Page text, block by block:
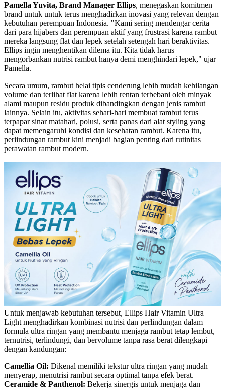
Pamella Yuvita, Brand Manager Ellips, menegaskan komitmen
brand untuk untuk terus menghadirkan inovasi yang relevan dengan
kebutuhan perempuan Indonesia. "Kami sering mendengar cerita
dari para hijabers dan perempuan aktif yang frustrasi karena rambut
mereka langsung flat dan lepek setelah setengah hari beraktivitas.
Ellips ingin menghentikan dilema itu. Kita tidak harus
mengorbankan nutrisi rambut hanya demi menghindari lepek," ujar
Pamella.
Secara umum, rambut helai tipis cenderung lebih mudah kehilangan
volume dan terlihat flat karena lebih rentan terbebani oleh minyak
alami maupun residu produk dibandingkan dengan jenis rambut
lainnya. Selain itu, aktivitas sehari-hari membuat rambut terus
terpapar sinar matahari, polusi, serta panas dari alat styling yang
dapat memengaruhi kondisi dan kesehatan rambut. Karena itu,
perlindungan rambut kini menjadi bagian penting dari rutinitas
perawatan rambut modern.
Untuk menjawab kebutuhan tersebut, Ellips Hair Vitamin Ultra
Light menghadirkan kombinasi nutrisi dan perlindungan dalam
formula ultra ringan yang membantu menjaga rambut tetap lembut,
ternutrisi, terlindungi, dan bervolume tanpa rasa berat dilengkapi
dengan kandungan:
Camellia Oil: Dikenal memiliki tekstur ultra ringan yang mudah
menyerap, menutrisi rambut secara optimal tanpa efek berat.
Ceramide & Panthenol: Bekerja sinergis untuk menjaga dan